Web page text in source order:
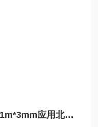
3mm*1mHayesep A色谱柱1m*3mm应用北分瑞利